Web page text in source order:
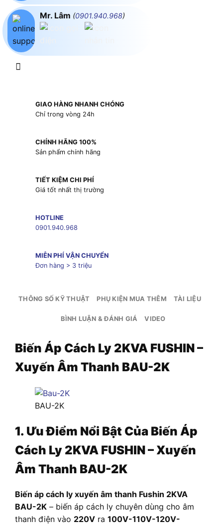
Mr. Lâm (0901.940.968)
GIAO HÀNG NHANH CHÓNG
Chỉ trong vòng 24h
CHÍNH HÃNG 100%
Sản phẩm chính hãng
TIẾT KIỆM CHI PHÍ
Giá tốt nhất thị trường
HOTLINE
0901.940.968
MIỄN PHÍ VẬN CHUYỂN
Đơn hàng > 3 triệu
THÔNG SỐ KỸ THUẬT PHỤ KIỆN MUA THÊM TÀI LIỆU
BÌNH LUẬN & ĐÁNH GIÁ VIDEO
Biến Áp Cách Ly 2KVA FUSHIN –
Xuyến Âm Thanh BAU-2K
BAU-2K
1. Ưu Điểm Nổi Bật Của Biến Áp
Cách Ly 2KVA FUSHIN – Xuyến
Âm Thanh BAU-2K
Biến áp cách ly xuyến âm thanh Fushin 2KVA
BAU-2K – biến áp cách ly chuyên dùng cho âm
thanh điện vào 220V ra 100V-110V-120V-